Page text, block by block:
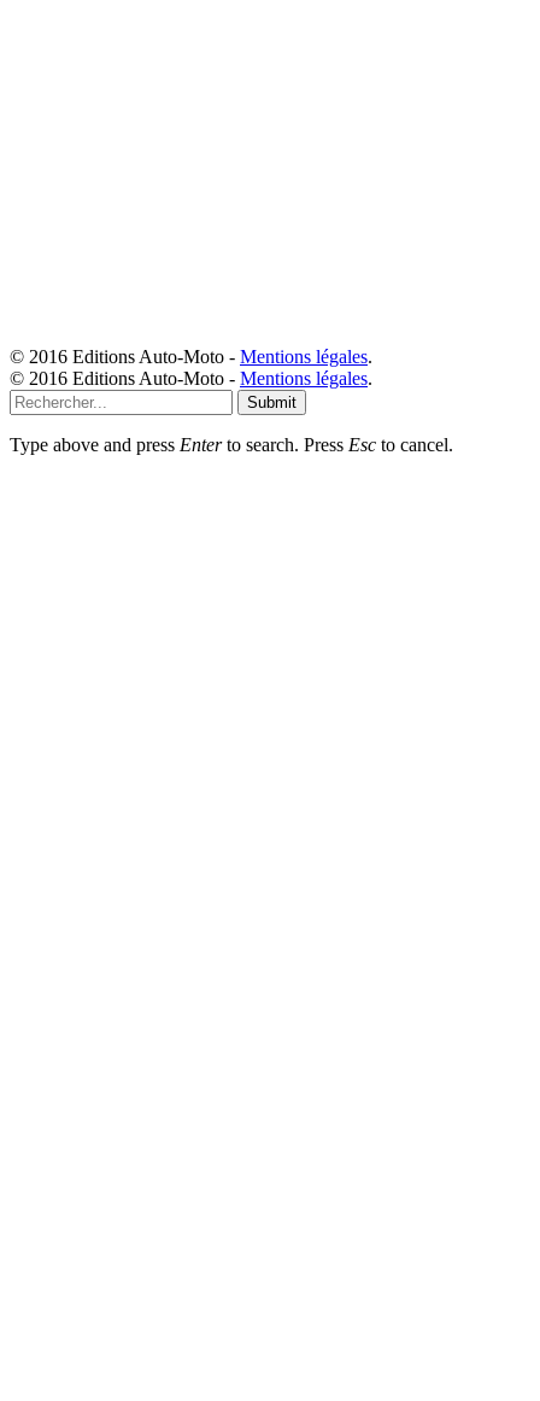
© 2016 Editions Auto-Moto - Mentions légales.
© 2016 Editions Auto-Moto - Mentions légales.
Submit
Type above and press Enterto search. Press Esc to cancel.